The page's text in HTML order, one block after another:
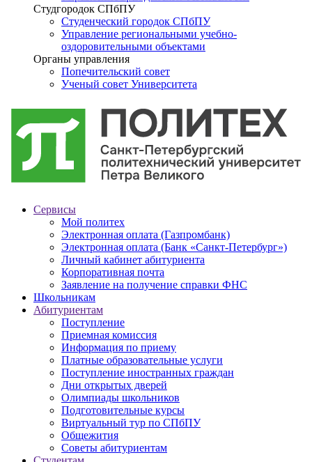
Студгородок СПбПУ
Студенческий городок СПбПУ
Управление региональными учебно-
оздоровительными объектами
Органы управления
Попечительский совет
Ученый совет Университета
Сервисы
Мой политех
Электронная оплата (Газпромбанк)
Электронная оплата (Банк «Санкт-Петербург»)
Личный кабинет абитуриента
Корпоративная почта
Заявление на получение справки ФНС
Школьникам
Абитуриентам
Поступление
Приемная комиссия
Информация по приему
Платные образовательные услуги
Поступление иностранных граждан
Дни открытых дверей
Олимпиады школьников
Подготовительные курсы
Виртуальный тур по СПбПУ
Общежития
Советы абитуриентам